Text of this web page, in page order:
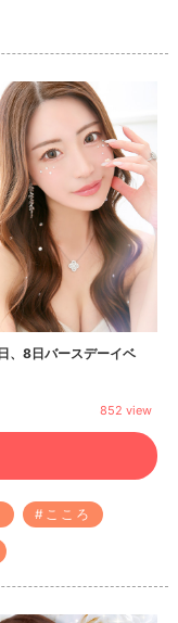
852 view
、8日バースデーイベ
#こころ